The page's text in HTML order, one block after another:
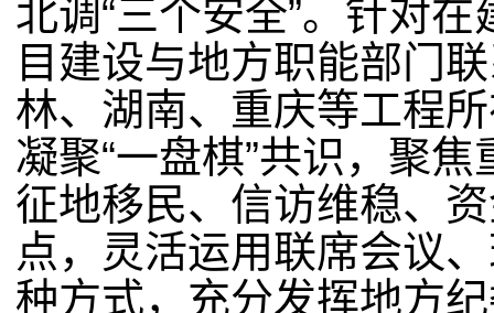
北调“三个安全”。针对
目建设与地方职能部门
林、湖南、重庆等工程
凝聚“一盘棋”共识，聚
征地移民、信访维稳、
点，灵活运用联席会议
种方式，充分发挥地方